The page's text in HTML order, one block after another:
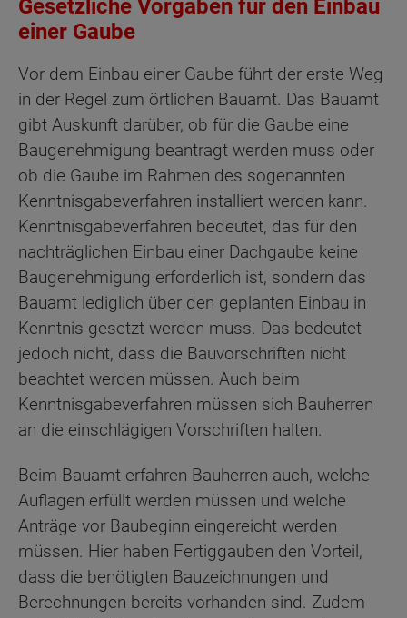
Gesetzliche Vorgaben für den Einbau
einer Gaube
Vor dem Einbau einer Gaube führt der erste Weg
in der Regel zum örtlichen Bauamt. Das Bauamt
gibt Auskunft darüber, ob für die Gaube eine
Baugenehmigung beantragt werden muss oder
ob die Gaube im Rahmen des sogenannten
Kenntnisgabeverfahren installiert werden kann.
Kenntnisgabeverfahren bedeutet, das für den
nachträglichen Einbau einer Dachgaube keine
Baugenehmigung erforderlich ist, sondern das
Bauamt lediglich über den geplanten Einbau in
Kenntnis gesetzt werden muss. Das bedeutet
jedoch nicht, dass die Bauvorschriften nicht
beachtet werden müssen. Auch beim
Kenntnisgabeverfahren müssen sich Bauherren
an die einschlägigen Vorschriften halten.
Beim Bauamt erfahren Bauherren auch, welche
Auflagen erfüllt werden müssen und welche
Anträge vor Baubeginn eingereicht werden
müssen. Hier haben Fertiggauben den Vorteil,
dass die benötigten Bauzeichnungen und
Berechnungen bereits vorhanden sind. Zudem